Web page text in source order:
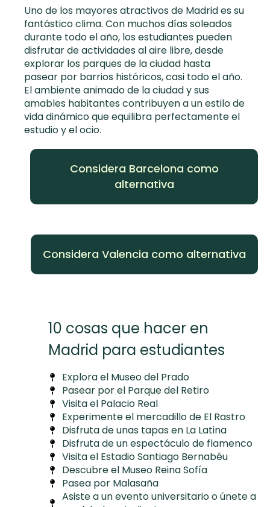
Uno de los mayores atractivos de Madrid es su
fantástico clima. Con muchos días soleados
durante todo el año, los estudiantes pueden
disfrutar de actividades al aire libre, desde
explorar los parques de la ciudad hasta
pasear por barrios históricos, casi todo el año.
El ambiente animado de la ciudad y sus
amables habitantes contribuyen a un estilo de
vida dinámico que equilibra perfectamente el
estudio y el ocio.
Considera Barcelona como
alternativa
Considera Valencia como alternativa
10 cosas que hacer en
Madrid para estudiantes
Explora el Museo del Prado
Pasear por el Parque del Retiro
Visita el Palacio Real
Experimente el mercadillo de El Rastro
Disfruta de unas tapas en La Latina
Disfruta de un espectáculo de flamenco
Visita el Estadio Santiago Bernabéu
Descubre el Museo Reina Sofía
Pasea por Malasaña
Asiste a un evento universitario o únete a